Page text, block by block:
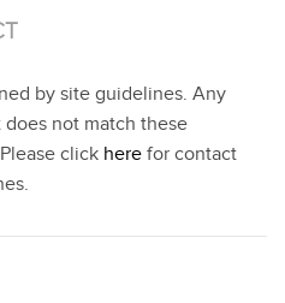
by site guidelines. Any
not match these
click here for contact